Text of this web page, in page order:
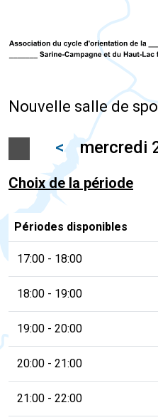
Nouvelle salle de
< mercredi
Choix de la période
Périodes disponibles
17:00 - 18:00
18:00 - 19:00
19:00 - 20:00
20:00 - 21:00
21:00 - 22:00